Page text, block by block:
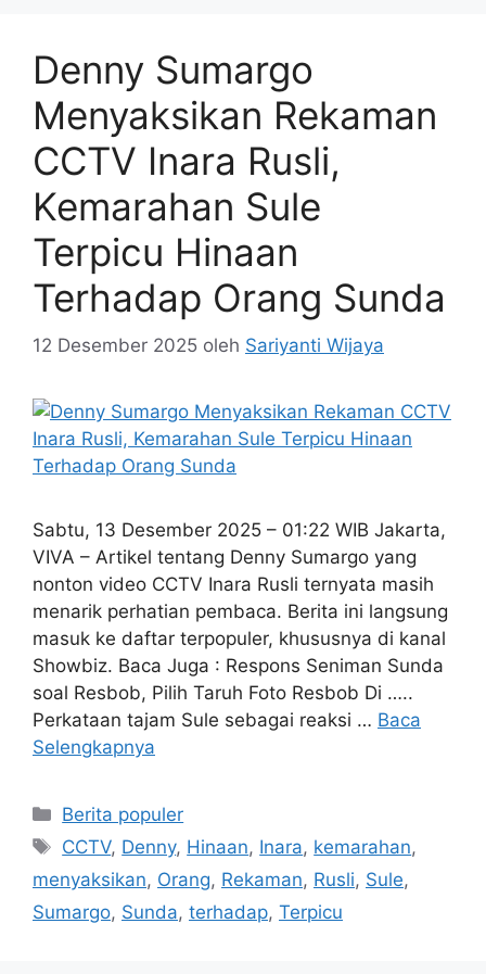
Denny Sumargo
Menyaksikan Rekaman
CCTV Inara Rusli,
Kemarahan Sule
Terpicu Hinaan
Terhadap Orang Sunda
12 Desember 2025 oleh Sariyanti Wijaya
Sabtu, 13 Desember 2025 – 01:22 WIB Jakarta,
VIVA – Artikel tentang Denny Sumargo yang
nonton video CCTV Inara Rusli ternyata masih
menarik perhatian pembaca. Berita ini langsung
masuk ke daftar terpopuler, khususnya di kanal
Showbiz. Baca Juga : Respons Seniman Sunda
soal Resbob, Pilih Taruh Foto Resbob Di …..
Perkataan tajam Sule sebagai reaksi … Baca
Selengkapnya
Kategori
Berita populer
Tag
CCTV, Denny, Hinaan, Inara, kemarahan,
menyaksikan, Orang, Rekaman, Rusli, Sule,
Sumargo, Sunda, terhadap, Terpicu